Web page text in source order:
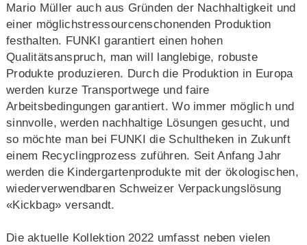
Mario Müller auch aus Gründen der Nachhaltigkeit und
einer möglichstressourcenschonenden Produktion
festhalten. FUNKI garantiert einen hohen
Qualitätsanspruch, man will langlebige, robuste
Produkte produzieren. Durch die Produktion in Europa
werden kurze Transportwege und faire
Arbeitsbedingungen garantiert. Wo immer möglich und
sinnvolle, werden nachhaltige Lösungen gesucht, und
so möchte man bei FUNKI die Schultheken in Zukunft
einem Recyclingprozess zuführen. Seit Anfang Jahr
werden die Kindergartenprodukte mit der ökologischen,
wiederverwendbaren Schweizer Verpackungslösung
«Kickbag» versandt.
Die aktuelle Kollektion 2022 umfasst neben vielen